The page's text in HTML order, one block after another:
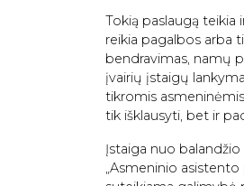
Tokią paslaugą teikia
reikia pagalbos arba
bendravimas, namų
įvairių įstaigų
tikromis
tik išklausyti, bet ir
Įstaiga nuo
„Asmeninio